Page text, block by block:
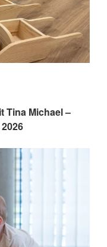
Tina Michael –